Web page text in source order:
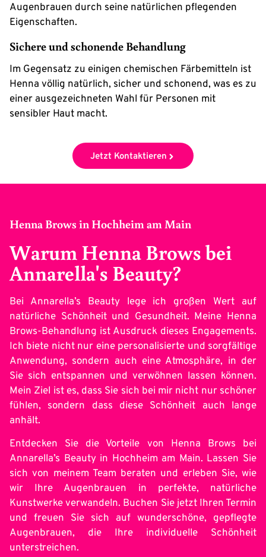
Augenbrauen durch seine natürlichen pflegenden
Eigenschaften.
Sichere und schonende Behandlung
Im Gegensatz zu einigen chemischen Färbemitteln ist
Henna völlig natürlich, sicher und schonend, was es zu
einer ausgezeichneten Wahl für Personen mit
sensibler Haut macht.
Jetzt Kontaktieren
Henna Brows in Hochheim am Main
Warum Henna Brows bei
Annarella's Beauty?
Bei Annarella’s Beauty lege ich großen Wert auf
natürliche Schönheit und Gesundheit. Meine Henna
Brows-Behandlung ist Ausdruck dieses Engagements.
Ich biete nicht nur eine personalisierte und sorgfältige
Anwendung, sondern auch eine Atmosphäre, in der
Sie sich entspannen und verwöhnen lassen können.
Mein Ziel ist es, dass Sie sich bei mir nicht nur schöner
fühlen, sondern dass diese Schönheit auch lange
anhält.
Entdecken Sie die Vorteile von Henna Brows bei
Annarella’s Beauty in Hochheim am Main. Lassen Sie
sich von meinem Team beraten und erleben Sie, wie
wir Ihre Augenbrauen in perfekte, natürliche
Kunstwerke verwandeln. Buchen Sie jetzt Ihren Termin
und freuen Sie sich auf wunderschöne, gepflegte
Augenbrauen, die Ihre individuelle Schönheit
unterstreichen.